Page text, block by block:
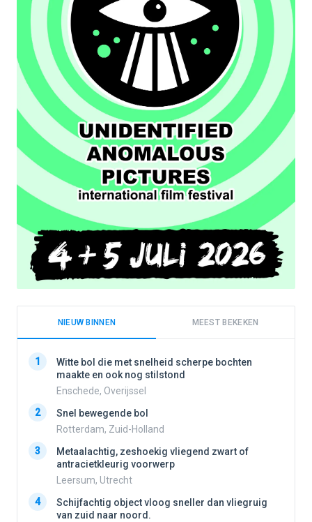
NIEUW BINNEN MEEST BEKEKEN
1
Witte bol die met snelheid scherpe bochten
maakte en ook nog stilstond
Enschede, Overijssel
2
Snel bewegende bol
Rotterdam, Zuid-Holland
3
Metaalachtig, zeshoekig vliegend zwart of
antracietkleurig voorwerp
Leersum, Utrecht
4
Schijfachtig object vloog sneller dan vliegruig
van zuid naar noord.